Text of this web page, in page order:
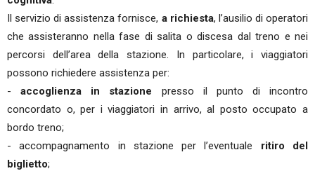
Il servizio di assistenza fornisce, a richiesta, l’ausilio di operatori
che assisteranno nella fase di salita o discesa dal treno e nei
percorsi dell’area della stazione. In particolare, i viaggiatori
possono richiedere assistenza per:
-accoglienza in stazione presso il punto di incontro
concordato o, per i viaggiatori in arrivo, al posto occupato a
bordo treno;
- accompagnamento in stazione per l’eventuale ritiro del
biglietto;